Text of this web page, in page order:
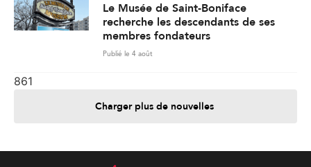
Le Musée de Saint-Boniface
recherche les descendants de ses
membres fondateurs
Publié le 4 août
861
Charger plus de nouvelles